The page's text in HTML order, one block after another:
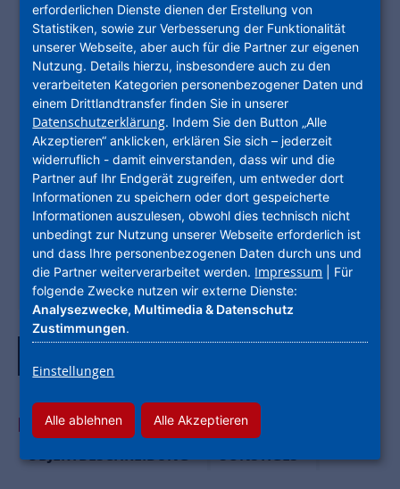
Baujahr
2024
Heizungsart
Fußbodenheizung
Energieträger
Fernwärme
Energieausweis
BEDARFSAUSWEIS
KLASSE B
52.00 kWh/(m²*a)
DATEN
Typ
Erdgeschosswohnung
Wohnfläche
87,76 m²
Zimmer
3
Etage
EG
Verfügbar ab
sofort
AUF EINEN BLICK: LAGE
OBJEKTBESCHREIBUNG
SONSTIGES
erforderlichen Dienste dienen der Erstellung von
Statistiken, sowie zur Verbesserung der Funktionalität
unserer Webseite, aber auch für die Partner zur eigenen
Nutzung. Details hierzu, insbesondere auch zu den
verarbeiteten Kategorien personenbezogener Daten und
einem Drittlandtransfer finden Sie in unserer
Datenschutzerklärung. Indem Sie den Button „Alle
Akzeptieren“ anklicken, erklären Sie sich – jederzeit
widerruflich - damit einverstanden, dass wir und die
Partner auf Ihr Endgerät zugreifen, um entweder dort
Informationen zu speichern oder dort gespeicherte
Informationen auszulesen, obwohl dies technisch nicht
unbedingt zur Nutzung unserer Webseite erforderlich ist
und dass Ihre personenbezogenen Daten durch uns und
die Partner weiterverarbeitet werden. Impressum | Für
folgende Zwecke nutzen wir externe Dienste:
Analysezwecke, Multimedia & Datenschutz
Zustimmungen.
Einstellungen
Alle ablehnen Alle Akzeptieren